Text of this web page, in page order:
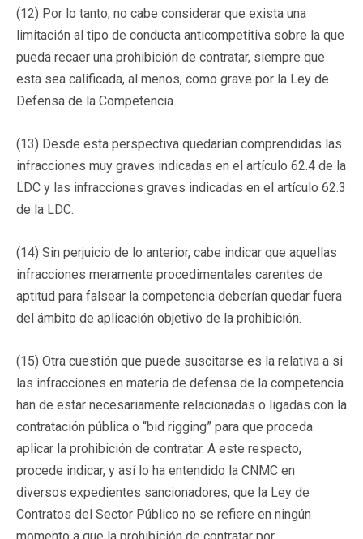
(12) Por lo tanto, no cabe considerar que exista una
limitación al tipo de conducta anticompetitiva sobre la que
pueda recaer una prohibición de contratar, siempre que
esta sea calificada, al menos, como grave por la Ley de
Defensa de la Competencia.
(13) Desde esta perspectiva quedarían comprendidas las
infracciones muy graves indicadas en el artículo 62.4 de la
LDC y las infracciones graves indicadas en el artículo 62.3
de la LDC.
(14) Sin perjuicio de lo anterior, cabe indicar que aquellas
infracciones meramente procedimentales carentes de
aptitud para falsear la competencia deberían quedar fuera
del ámbito de aplicación objetivo de la prohibición.
(15) Otra cuestión que puede suscitarse es la relativa a si
las infracciones en materia de defensa de la competencia
han de estar necesariamente relacionadas o ligadas con la
contratación pública o “bid rigging” para que proceda
aplicar la prohibición de contratar. A este respecto,
procede indicar, y así lo ha entendido la CNMC en
diversos expedientes sancionadores, que la Ley de
Contratos del Sector Público no se refiere en ningún
momento a que la prohibición de contratar por